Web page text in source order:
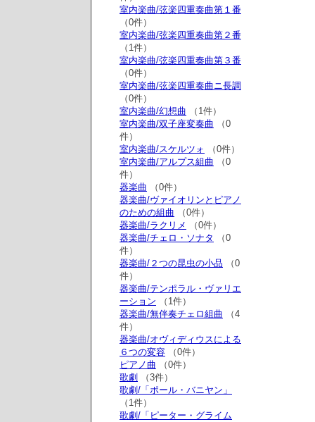
室内楽曲/弦楽四重奏曲第１番
（0件）
室内楽曲/弦楽四重奏曲第２番
（1件）
室内楽曲/弦楽四重奏曲第３番
（0件）
室内楽曲/弦楽四重奏曲ニ長調
（0件）
室内楽曲/幻想曲 （1件）
室内楽曲/双子座変奏曲 （0
件）
室内楽曲/スケルツォ
（0件）
室内楽曲/アルプス組曲 （0
件）
器楽曲 （0件）
器楽曲/ヴァイオリンとピアノ
のための組曲 （0件）
器楽曲/ラクリメ
（0件）
器楽曲/チェロ・ソナタ
（0
件）
器楽曲/２つの昆虫の小品 （0
件）
器楽曲/テンポラル・ヴァリエ
ーション （1件）
器楽曲/無伴奏チェロ組曲 （4
件）
器楽曲/オヴィディウスによる
６つの変容 （0件）
ピアノ曲 （0件）
歌劇
（3件）
歌劇/「ポール・バニヤン」
（1件）
歌劇/「ピーター・グライム